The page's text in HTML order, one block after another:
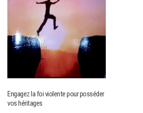
Engagez la foi violente pour posséder
vos héritages